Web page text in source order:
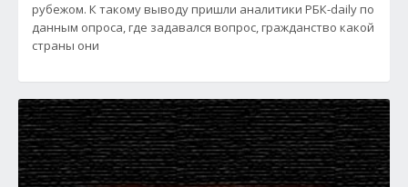
рубежом. К такому выводу пришли аналитики РБК-daily по
данным опроса, где задавался вопрос, гражданство какой
страны они